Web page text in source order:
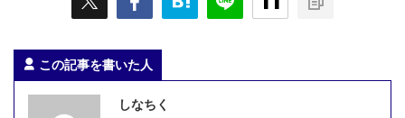
この記事を書いた人
しなちく